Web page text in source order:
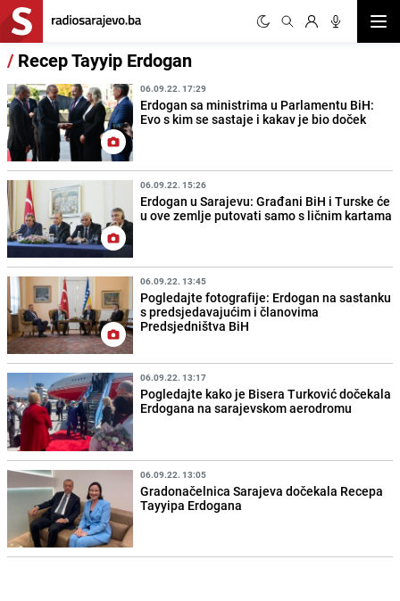
/ Recep Tayyip Erdogan
06.09.22. 17:29
Erdogan sa ministrima u Parlamentu BiH:
Evo s kim se sastaje i kakav je bio doček
06.09.22. 15:26
Erdogan u Sarajevu: Građani BiH i Turske će
u ove zemlje putovati samo s ličnim kartama
06.09.22. 13:45
Pogledajte fotografije: Erdogan na sastanku
s predsjedavajućim i članovima
Predsjedništva BiH
06.09.22. 13:17
Pogledajte kako je Bisera Turković dočekala
Erdogana na sarajevskom aerodromu
06.09.22. 13:05
Gradonačelnica Sarajeva dočekala Recepa
Tayyipa Erdogana